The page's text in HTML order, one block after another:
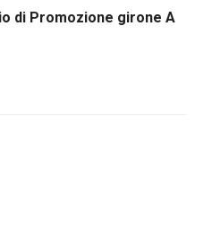
di Promozione girone A